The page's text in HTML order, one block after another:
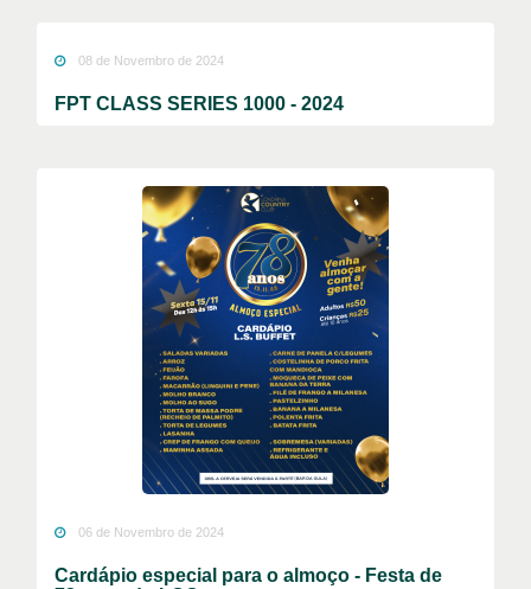
08 de Novembro de 2024
FPT CLASS SERIES 1000 - 2024
06 de Novembro de 2024
Cardápio especial para o almoço - Festa de